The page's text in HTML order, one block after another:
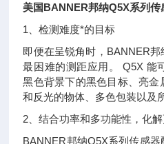
美国BANNER邦纳Q5X系列传
1、检测难度*的目标
即便在呈锐角时，BANNER
最困难的测距应用。 Q5X 能
黑色背景下的黑色目标、亮金
和反光的物体、多色包装以及
2、结合功率和多功能性，化
BANNER邦纳Q5X系列传感